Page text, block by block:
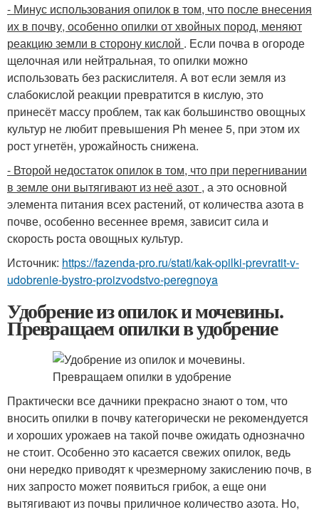
- Минус использования опилок в том, что после внесения
их в почву, особенно опилки от хвойных пород, меняют
реакцию земли в сторону кислой . Если почва в огороде
щелочная или нейтральная, то опилки можно
использовать без раскислителя. А вот если земля из
слабокислой реакции превратится в кислую, это
принесёт массу проблем, так как большинство овощных
культур не любит превышения Ph менее 5, при этом их
рост угнетён, урожайность снижена.
- Второй недостаток опилок в том, что при перегнивании
в земле они вытягивают из неё азот , а это основной
элемента питания всех растений, от количества азота в
почве, особенно весеннее время, зависит сила и
скорость роста овощных культур.
Источник: https://fazenda-pro.ru/stati/kak-opilki-prevratit-v-
udobrenie-bystro-proizvodstvo-peregnoya
Удобрение из опилок и мочевины.
Превращаем опилки в удобрение
Практически все дачники прекрасно знают о том, что
вносить опилки в почву категорически не рекомендуется
и хороших урожаев на такой почве ожидать однозначно
не стоит. Особенно это касается свежих опилок, ведь
они нередко приводят к чрезмерному закислению почв, в
них запросто может появиться грибок, а еще они
вытягивают из почвы приличное количество азота. Но,